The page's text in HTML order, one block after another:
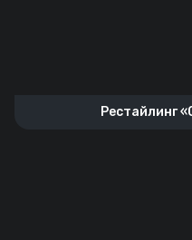
Рестайлинг